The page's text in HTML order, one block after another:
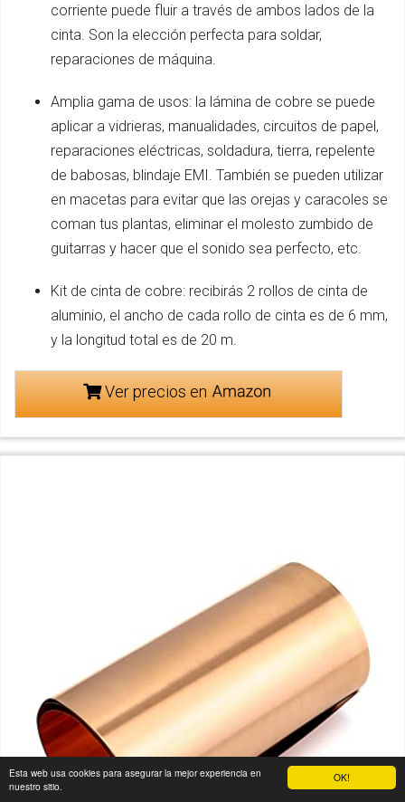
OK!
Esta web usa cookies para asegurar la mejor experiencia en
nuestro sitio.
corriente puede fluir a través de ambos lados de la
cinta. Son la elección perfecta para soldar,
reparaciones de máquina.
Amplia gama de usos: la lámina de cobre se puede
aplicar a vidrieras, manualidades, circuitos de papel,
reparaciones eléctricas, soldadura, tierra, repelente
de babosas, blindaje EMI. También se pueden utilizar
en macetas para evitar que las orejas y caracoles se
coman tus plantas, eliminar el molesto zumbido de
guitarras y hacer que el sonido sea perfecto, etc.
Kit de cinta de cobre: recibirás 2 rollos de cinta de
aluminio, el ancho de cada rollo de cinta es de 6 mm,
y la longitud total es de 20 m.
Ver precios en